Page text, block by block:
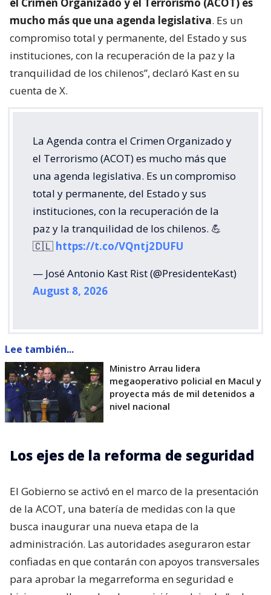
el Crimen Organizado y el Terrorismo (ACOT) es
mucho más que una agenda legislativa. Es un
compromiso total y permanente, del Estado y sus
instituciones, con la recuperación de la paz y la
tranquilidad de los chilenos”, declaró Kast en su
cuenta de X.
La Agenda contra el Crimen Organizado y
el Terrorismo (ACOT) es mucho más que
una agenda legislativa. Es un compromiso
total y permanente, del Estado y sus
instituciones, con la recuperación de la
paz y la tranquilidad de los chilenos. 💪
🇨🇱 https://t.co/VQntj2DUFU
— José Antonio Kast Rist (@PresidenteKast)
August 8, 2026
Lee también...
Ministro Arrau lidera
megaoperativo policial en Macul y
proyecta más de mil detenidos a
nivel nacional
Los ejes de la reforma de seguridad
El Gobierno se activó en el marco de la presentación
de la ACOT, una batería de medidas con la que
busca inaugurar una nueva etapa de la
administración. Las autoridades aseguraron estar
confiadas en que contarán con apoyos transversales
para aprobar la megarreforma en seguridad e